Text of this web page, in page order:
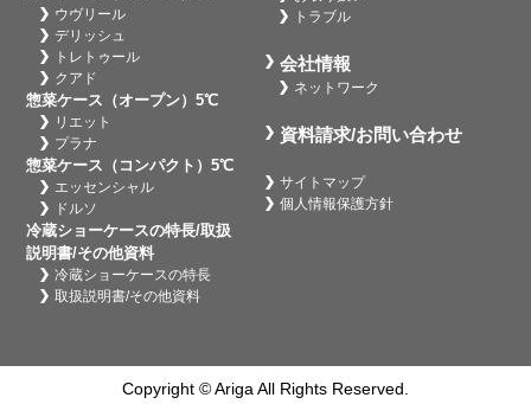
ウヴリール
デリッシュ
トレトゥール
クアド
惣菜ケース（オープン）5℃
リエット
プラナ
惣菜ケース（コンパクト）5℃
エッセンシャル
ドルソ
冷蔵ショーケースの特長/取扱
説明書/その他資料
冷蔵ショーケースの特長
取扱説明書/その他資料
トラブル
会社情報
ネットワーク
資料請求/お問い合わせ
サイトマップ
個人情報保護方針
Copyright © Ariga All Rights Reserved.